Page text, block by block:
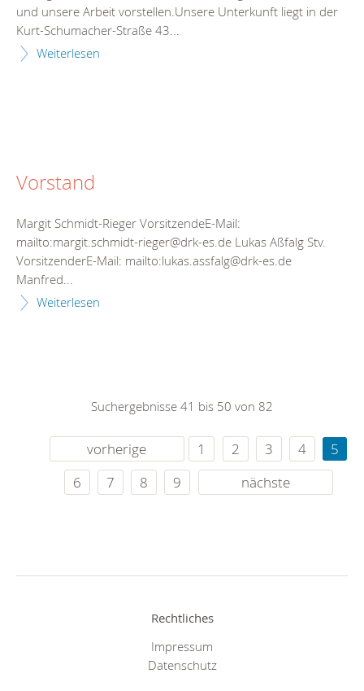
und unsere Arbeit vorstellen.Unsere Unterkunft liegt in der
Kurt-Schumacher-Straße 43...
Weiterlesen
Vorstand
Margit Schmidt-Rieger VorsitzendeE-Mail:
mailto:margit.schmidt-rieger@drk-es.de Lukas Aßfalg Stv.
VorsitzenderE-Mail: mailto:lukas.assfalg@drk-es.de
Manfred...
Weiterlesen
Suchergebnisse 41 bis 50 von 82
vorherige 1 2 3 4
5
6
7 8 9 nächste
Rechtliches
Impressum
Datenschutz